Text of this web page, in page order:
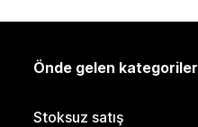
Önde gelen kategoriler
Stoksuz satış